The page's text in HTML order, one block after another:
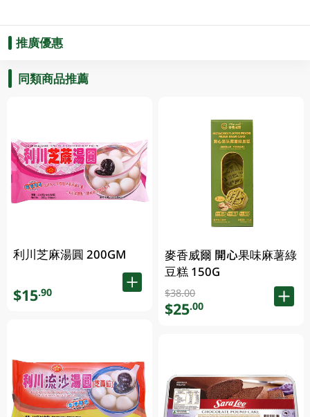
推廣優惠
同類商品推薦
利川芝麻湯圓 200GM
$15.90
麥香威爾 開心果味麻薯綠
豆糕 150G
$38.00
$25.00